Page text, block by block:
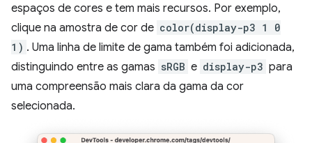
espaços de cores e tem mais recursos. Por exemplo,
clique na amostra de cor de color(display-p3 1 0
1) . Uma linha de limite de gama também foi adicionada,
distinguindo entre as gamas sRGB e display-p3 para
uma compreensão mais clara da gama da cor
selecionada.